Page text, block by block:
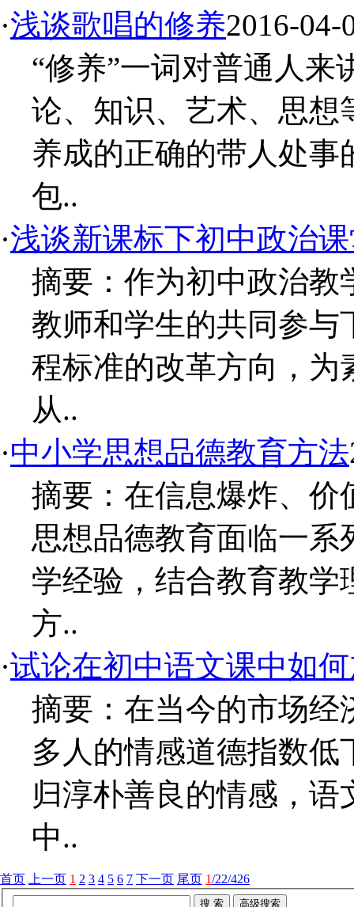
·浅谈歌唱的修养2016-04-
“修养”一词对普通人
论、知识、艺术、思想
养成的正确的带人处
包..
·浅谈新课标下初中政治
摘要：作为初中政治教
教师和学生的共同参与
程标准的改革方向，为
从..
·中小学思想品德教育方法
摘要：在信息爆炸、价
思想品德教育面临一系
学经验，结合教育教学
方..
·试论在初中语文课中如
摘要：在当今的市场经
多人的情感道德指数
归淳朴善良的情感，
中..
首页 上一页 1 2 3 4 5 6 7 下一页 尾页 1/22/426